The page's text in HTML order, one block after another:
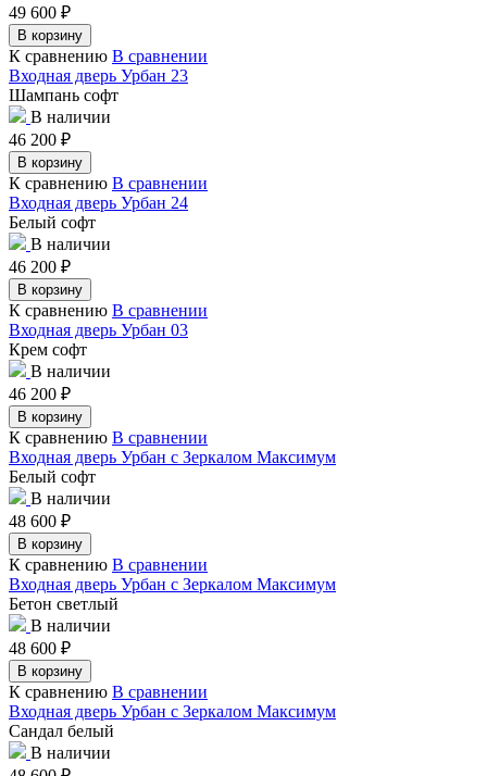
49 600 ₽
В корзину
К сравнению В сравнении
Входная дверь Урбан 23
Шампань софт
В наличии
46 200 ₽
В корзину
К сравнению В сравнении
Входная дверь Урбан 24
Белый софт
В наличии
46 200 ₽
В корзину
К сравнению В сравнении
Входная дверь Урбан 03
Крем софт
В наличии
46 200 ₽
В корзину
К сравнению В сравнении
Входная дверь Урбан с Зеркалом Максимум
Белый софт
В наличии
48 600 ₽
В корзину
К сравнению В сравнении
Входная дверь Урбан с Зеркалом Максимум
Бетон светлый
В наличии
48 600 ₽
В корзину
К сравнению В сравнении
Входная дверь Урбан с Зеркалом Максимум
Сандал белый
В наличии